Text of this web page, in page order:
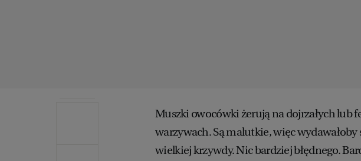
Muszki owocówki żerują na dojrzałych lub
warzywach. Są malutkie, więc wydawałoby
wielkiej krzywdy. Nic bardziej błędnego.